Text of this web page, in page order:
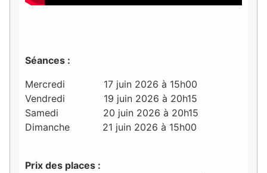
Séances :
Mercredi 17 juin 2026 à 15h00
Vendredi 19 juin 2026 à 20h15
Samedi 20 juin 2026 à 20h15
Dimanche 21 juin 2026 à 15h00
Prix des places :